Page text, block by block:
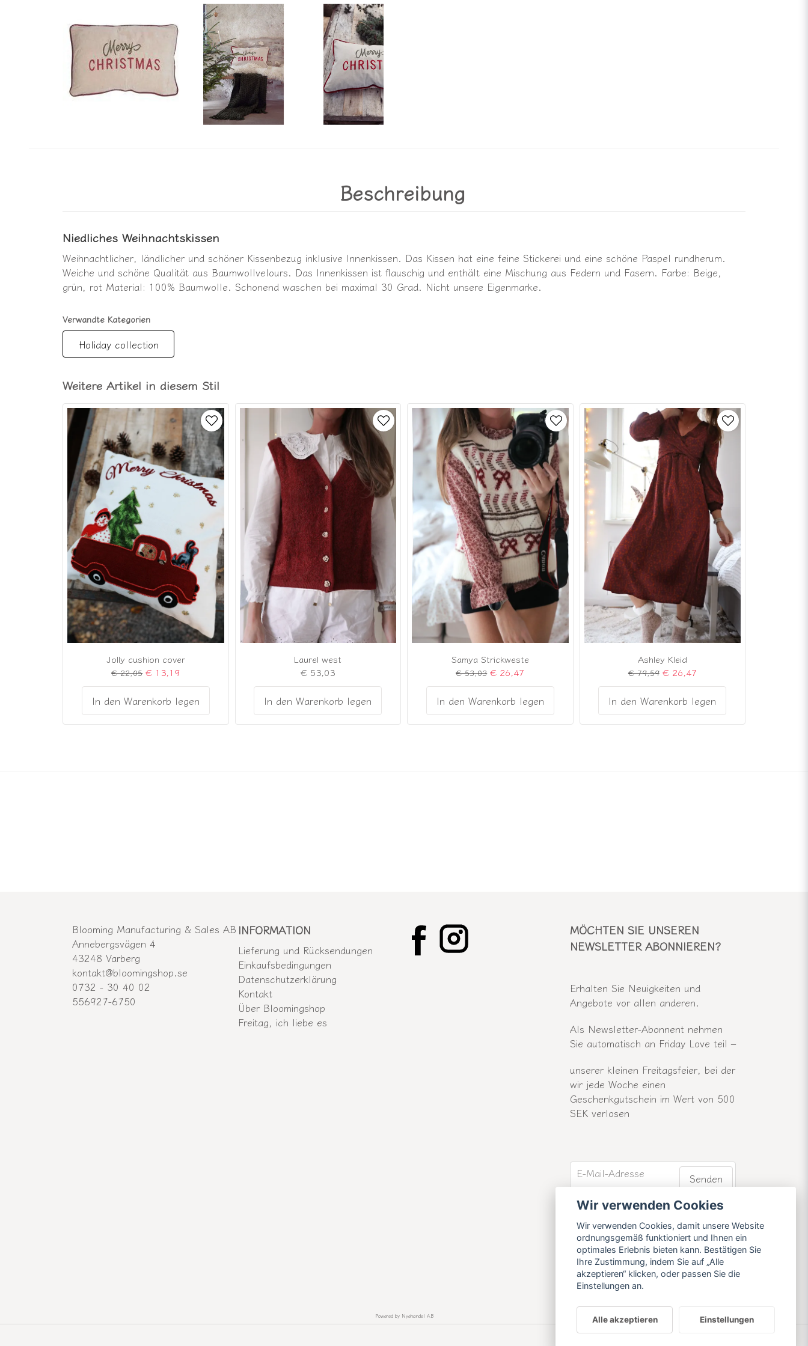
Weitere Artikel in diesem Stil
Jolly cushion cover
€ 22,05 € 13,19
In den Warenkorb legen
Laurel west
€ 53,03
In den Warenkorb legen
Samya Strickweste
€ 53,03 € 26,47
In den Warenkorb legen
Ashley Kleid
€ 79,59 € 26,47
In den Warenkorb legen
Beschreibung
Niedliches Weihnachtskissen
Weihnachtlicher, ländlicher und schöner Kissenbezug inklusive Innenkissen. Das Kissen hat eine feine Stickerei und eine schöne Paspel rundherum.
Weiche und schöne Qualität aus Baumwollvelours. Das Innenkissen ist flauschig und enthält eine Mischung aus Federn und Fasern. Farbe: Beige,
grün, rot Material: 100% Baumwolle. Schonend waschen bei maximal 30 Grad. Nicht unsere Eigenmarke.
Verwandte Kategorien
Holiday collection
Blooming Manufacturing & Sales AB
Annebergsvägen 4
43248 Varberg
kontakt@bloomingshop.se
0732 - 30 40 02
556927-6750
INFORMATION
Lieferung und Rücksendungen
Einkaufsbedingungen
Datenschutzerklärung
Kontakt
Über Bloomingshop
Freitag, ich liebe es
MÖCHTEN SIE UNSEREN
NEWSLETTER ABONNIEREN?
Erhalten Sie Neuigkeiten und
Angebote vor allen anderen.
Als Newsletter-Abonnent nehmen
Sie automatisch an Friday Love teil –
unserer kleinen Freitagsfeier, bei der
wir jede Woche einen
Geschenkgutschein im Wert von 500
SEK verlosen
email
E-Mail-Adresse
Senden
Werden Sie Mitglied unseres
über unsere Neuigkeiten und
Angebote.
Powered by Nyehandel AB
Wir verwenden Cookies
Wir verwenden Cookies, damit unsere Website
ordnungsgemäß funktioniert und Ihnen ein
optimales Erlebnis bieten kann. Bestätigen Sie
Ihre Zustimmung, indem Sie auf „Alle
akzeptieren“ klicken, oder passen Sie die
Einstellungen an.
Alle akzeptieren Einstellungen